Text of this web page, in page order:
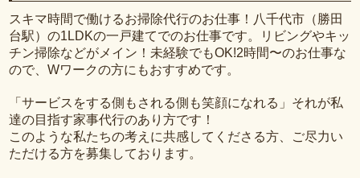
スキマ時間で働けるお掃除代行のお仕事！八千代市（勝田
台駅）の1LDKの一戸建てでのお仕事です。リビングやキッ
チン掃除などがメイン！未経験でもOK!2時間〜のお仕事な
ので、Wワークの方にもおすすめです。
「サービスをする側もされる側も笑顔になれる」それが私
達の目指す家事代行のあり方です！
このような私たちの考えに共感してくださる方、ご尽力い
ただける方を募集しております。